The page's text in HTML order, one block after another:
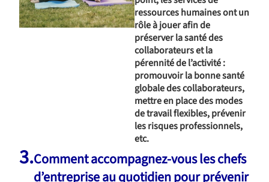
ressources humaines ont un
rôle à jouer afin de
préserver la santé des
collaborateurs et la
pérennité de l’activité :
promouvoir la bonne santé
globale des collaborateurs,
mettre en place des modes
de travail flexibles, prévenir
les risques professionnels,
etc.
3.Comment accompagnez-vous les chefs
d’entreprise au quotidien pour prévenir